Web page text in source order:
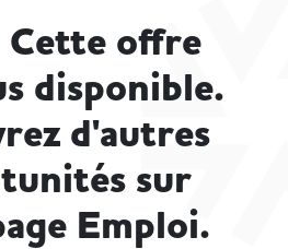
Cette offre
disponible.
d'autres
sur
Emploi.